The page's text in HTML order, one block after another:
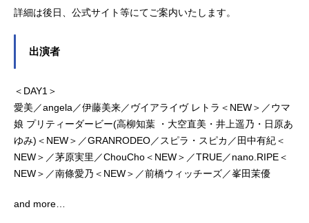
詳細は後日、公式サイト等にてご案内いたします。
出演者
＜DAY1＞
愛美／angela／伊藤美来／ヴイアライヴ レトラ＜NEW＞／ウマ
娘 プリティーダービー(高柳知葉 ・大空直美・井上遥乃・日原あ
ゆみ)＜NEW＞／GRANRODEO／スピラ・スピカ／田中有紀＜
NEW＞／茅原実里／ChouCho＜NEW＞／TRUE／nano.RIPE＜
NEW＞／南條愛乃＜NEW＞／前橋ウィッチーズ／峯田茉優
and more…